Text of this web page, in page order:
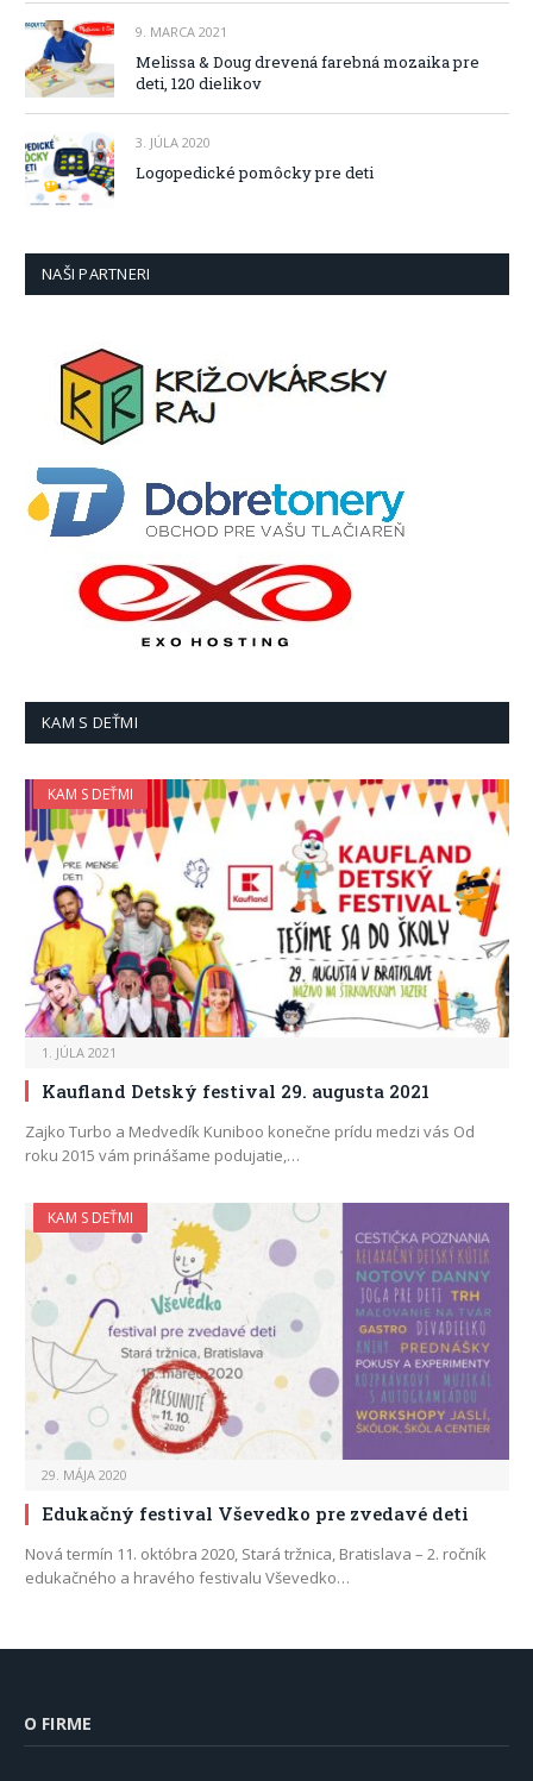
9. MARCA 2021
Melissa & Doug drevená farebná mozaika pre
deti, 120 dielikov
3. JÚLA 2020
Logopedické pomôcky pre deti
NAŠI PARTNERI
KAM S DEŤMI
KAM S DEŤMI
1. JÚLA 2021
Kaufland Detský festival 29. augusta 2021
Zajko Turbo a Medvedík Kuniboo konečne prídu medzi vás Od
roku 2015 vám prinášame podujatie,…
KAM S DEŤMI
29. MÁJA 2020
Edukačný festival Vševedko pre zvedavé deti
Nová termín 11. októbra 2020, Stará tržnica, Bratislava – 2. ročník
edukačného a hravého festivalu Vševedko…
O FIRME